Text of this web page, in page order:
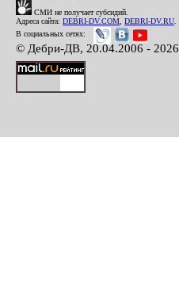
СМИ не получает субсидий.
Адреса сайта: DEBRI-DV.COM DEBRI-DV.RU
В социальных сетях:
© Дебри-ДВ, 20.04.2006 - 2026